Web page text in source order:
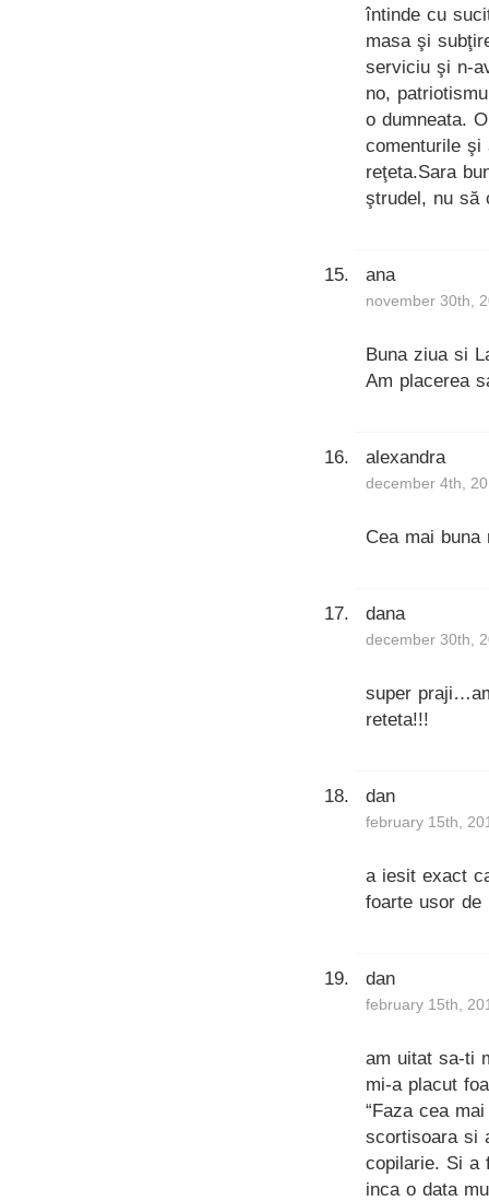
întinde cu
masa şi
serviciu şi n-
no,
o dumneata.
comenturile
reţeta.Sara
ştrudel, nu să
ana
november 30th,
Buna ziua si
Am placerea
alexandra
december 4th,
Cea mai
dana
december 30th,
super
reteta!!!
dan
february 15th,
a iesit exact
foarte usor de
dan
february 15th,
am uitat sa-ti
mi-a placut
“Faza cea
scortisoara si
copilarie. Si a
inca o data